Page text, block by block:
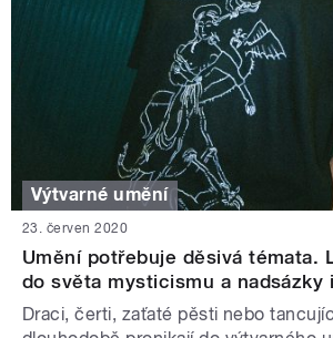
Výtvarné umění
23. červen 2020
Umění potřebuje děsivá témata.
do světa mysticismu a nadsázky
Draci, čerti, zaťaté pěsti nebo